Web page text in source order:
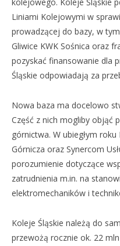
Liniami Kolejowymi w
prowadzącej do bazy, w
Gliwice KWK Sośnica oraz
pozyskać finansowanie dla
Śląskie odpowiadają za
Nowa baza ma docelowo
Część z nich mogliby objąć
górnictwa. W ubiegłym
Górnicza oraz Synercom
porozumienie dotyczące
zatrudnienia m.in. na
elektromechaników i
Koleje Śląskie należą do
przewożą rocznie ok. 22